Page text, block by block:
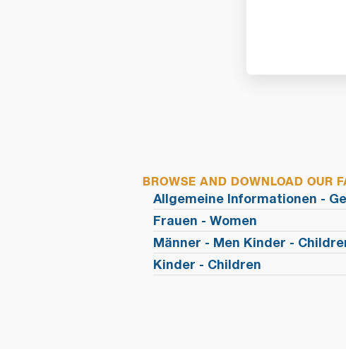
BROWSE AND DOWNLOAD OUR
Allgemeine Informationen -
Frauen - Women
Männer - Men Kinder -
Kinder - Children